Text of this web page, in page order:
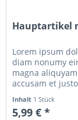
Hauptartikel
Lorem ipsum
diam nonumy
magna
accusam et
Inhalt 1 Stück
5,99 € *